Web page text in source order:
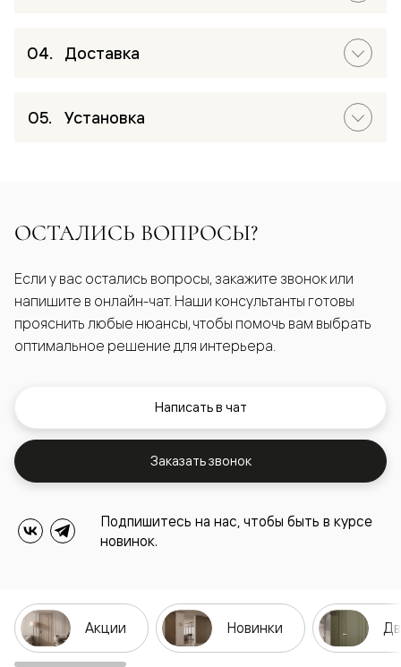
Доставка
Установка
ОСТАЛИСЬ ВОПРОСЫ?
Если у вас остались вопросы, закажите звонок или
напишите в онлайн-чат. Наши консультанты готовы
прояснить любые нюансы, чтобы помочь вам выбрать
оптимальное решение для интерьера.
Написать в чат
Заказать звонок
Подпишитесь на нас, чтобы быть в курсе
новинок.
Акции Новинки